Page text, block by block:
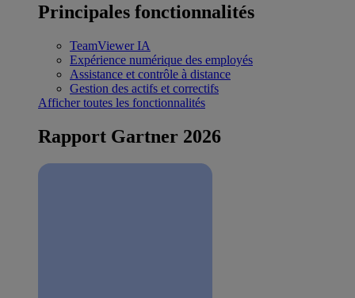
Principales fonctionnalités
TeamViewer IA
Expérience numérique des employés
Assistance et contrôle à distance
Gestion des actifs et correctifs
Afficher toutes les fonctionnalités
Rapport Gartner 2026